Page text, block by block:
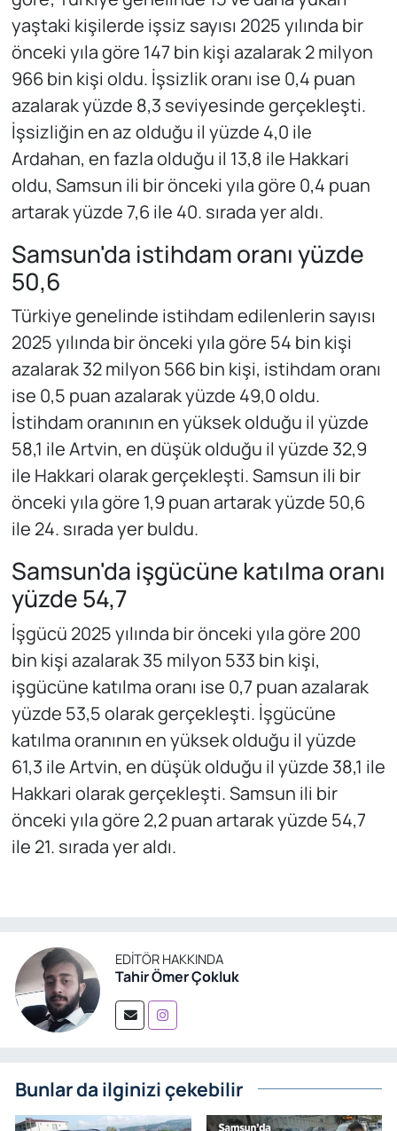
yaştaki kişilerde işsiz sayısı 2025 yılında bir
önceki yıla göre 147 bin kişi azalarak 2 milyon
966 bin kişi oldu. İşsizlik oranı ise 0,4 puan
azalarak yüzde 8,3 seviyesinde gerçekleşti.
İşsizliğin en az olduğu il yüzde 4,0 ile
Ardahan, en fazla olduğu il 13,8 ile Hakkari
oldu, Samsun ili bir önceki yıla göre 0,4 puan
artarak yüzde 7,6 ile 40. sırada yer aldı.
Samsun'da istihdam oranı yüzde
50,6
Türkiye genelinde istihdam edilenlerin sayısı
2025 yılında bir önceki yıla göre 54 bin kişi
azalarak 32 milyon 566 bin kişi, istihdam oranı
ise 0,5 puan azalarak yüzde 49,0 oldu.
İstihdam oranının en yüksek olduğu il yüzde
58,1 ile Artvin, en düşük olduğu il yüzde 32,9
ile Hakkari olarak gerçekleşti. Samsun ili bir
önceki yıla göre 1,9 puan artarak yüzde 50,6
ile 24. sırada yer buldu.
Samsun'da işgücüne katılma oranı
yüzde 54,7
İşgücü 2025 yılında bir önceki yıla göre 200
bin kişi azalarak 35 milyon 533 bin kişi,
işgücüne katılma oranı ise 0,7 puan azalarak
yüzde 53,5 olarak gerçekleşti. İşgücüne
katılma oranının en yüksek olduğu il yüzde
61,3 ile Artvin, en düşük olduğu il yüzde 38,1 ile
Hakkari olarak gerçekleşti. Samsun ili bir
önceki yıla göre 2,2 puan artarak yüzde 54,7
ile 21. sırada yer aldı.
EDITÖR HAKKINDA
Tahir Ömer Çokluk
Bunlar da ilginizi çekebilir